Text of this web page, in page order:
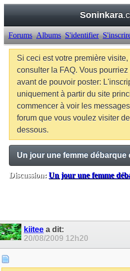
Soninkara
Forums Albums S'identifier
Si ceci est votre première
consulter la FAQ. Vous
avant de pouvoir poster:
uniquement à partir du site
commencer à voir les
forum que vous voulez visiter
dessous.
Un jour une femme débarque
Discussion: Un jour une femme
kiitee a dit:
20/08/2009 12h20